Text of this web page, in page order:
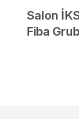
Salon
Fiba